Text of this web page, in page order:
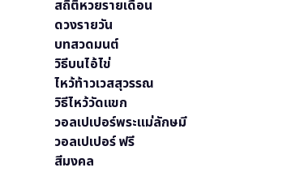
สถิติหวยรายเดือน
ดวงรายวัน
บทสวดมนต์
วิธีบนไอ้ไข่
ไหว้ท้าวเวสสุวรรณ
วิธีไหว้วัดแขก
วอลเปเปอร์พระแม่ลักษมี
วอลเปเปอร์ ฟรี
สีมงคล